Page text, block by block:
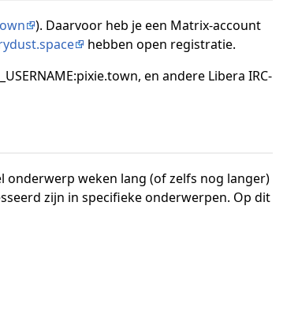
). Daarvoor heb je een Matrix-account
hebben open registratie.
en andere Libera IRC-
onderwerp weken lang (of zelfs nog langer)
zijn in specifieke onderwerpen. Op dit